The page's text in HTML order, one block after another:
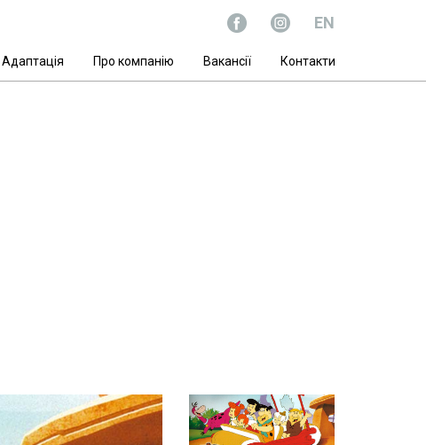
Адаптацiя Про компанiю Вакансії Контакти
EN